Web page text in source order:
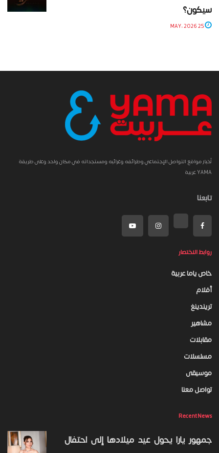
سيكون؟
أخبار مواقع التواصل الإجتماعي وطرائفه وغرائبه ومستجداته في مكان واحد وعلى طريقة
YAMA عربية
تابعنا
روابط الاختصار
خاص ياما عربية
أفلام
تريندينغ
مشاهير
مقابلات
مسلسلات
موسيقى
تواصل معنا
Recent News
جمهور يارا يحول عيد ميلادها إلى احتفال